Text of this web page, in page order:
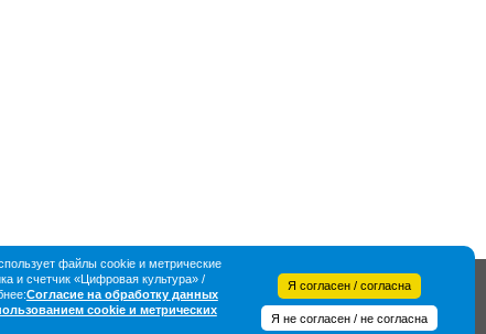
файлы cookie и метрические
и счетчик «Цифровая культура» /
Согласие на обработку данных
cookie и метрических
Я согласен / согласна
Я не согласен / не согласна